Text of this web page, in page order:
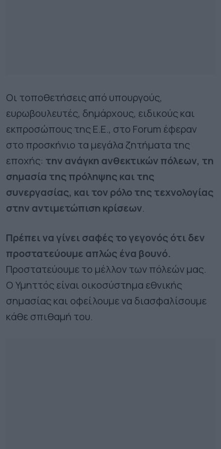
Οι τοποθετήσεις από υπουργούς,
ευρωβουλευτές, δημάρχους, ειδικούς και
εκπροσώπους της Ε.Ε., στο Forum έφεραν
στο προσκήνιο τα μεγάλα ζητήματα της
εποχής: την ανάγκη ανθεκτικών πόλεων, τη
σημασία της πρόληψης και της
συνεργασίας, και τον ρόλο της τεχνολογίας
στην αντιμετώπιση κρίσεων.
Πρέπει να γίνει σαφές το γεγονός ότι δεν
προστατεύουμε απλώς ένα βουνό.
Προστατεύουμε το μέλλον των πόλεών μας.
Ο Υμηττός είναι οικοσύστημα εθνικής
σημασίας και οφείλουμε να διασφαλίσουμε
κάθε σπιθαμή του.